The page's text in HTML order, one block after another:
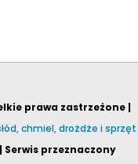
prawa zastrzeżone |
chmiel, drożdże i sprzęt
| Serwis przeznaczony